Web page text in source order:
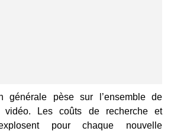
générale pèse sur l’ensemble de
vidéo. Les coûts de recherche et
pour chaque nouvelle